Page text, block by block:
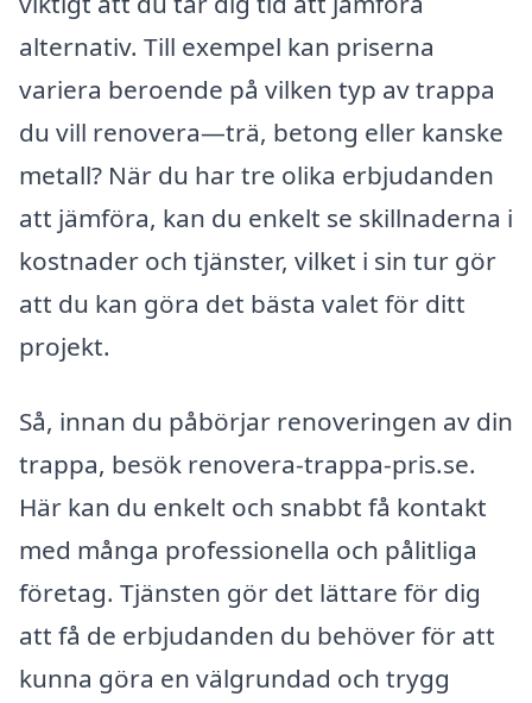
alternativ. Till exempel kan priserna
variera beroende på vilken typ av trappa
du vill renovera—trä, betong eller kanske
metall? När du har tre olika erbjudanden
att jämföra, kan du enkelt se skillnaderna i
kostnader och tjänster, vilket i sin tur gör
att du kan göra det bästa valet för ditt
projekt.
Så, innan du påbörjar renoveringen av din
trappa, besök renovera-trappa-pris.se.
Här kan du enkelt och snabbt få kontakt
med många professionella och pålitliga
företag. Tjänsten gör det lättare för dig
att få de erbjudanden du behöver för att
kunna göra en välgrundad och trygg